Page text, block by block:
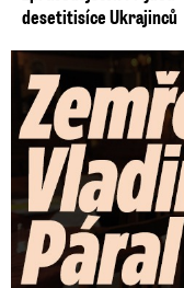
desetitisíce Ukrajinců
Zemřel Vladimír